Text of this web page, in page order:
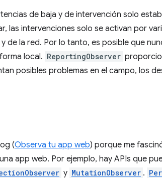
de baja y de intervención solo
las intervenciones solo se activan por
de la red. Por lo tanto, es posible que
local. ReportingObserver
posibles problemas en el campo, los
(Observa tu app web) porque me
app web. Por ejemplo, hay APIs que
y MutationObserver .